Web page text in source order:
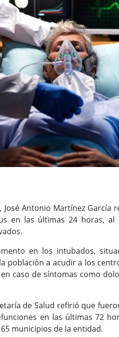
José Antonio Martínez
en las últimas 24 horas, al
en los intubados,
población a acudir a los
caso de síntomas como
de Salud refirió que
en las últimas 72
municipios de la entidad.